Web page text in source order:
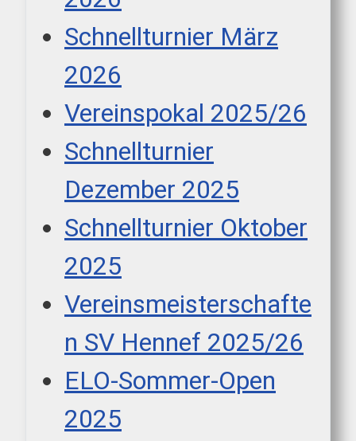
Schnellturnier März
2026
Vereinspokal 2025/26
Schnellturnier
Dezember 2025
Schnellturnier Oktober
2025
Vereinsmeisterschafte
n SV Hennef 2025/26
ELO-Sommer-Open
2025